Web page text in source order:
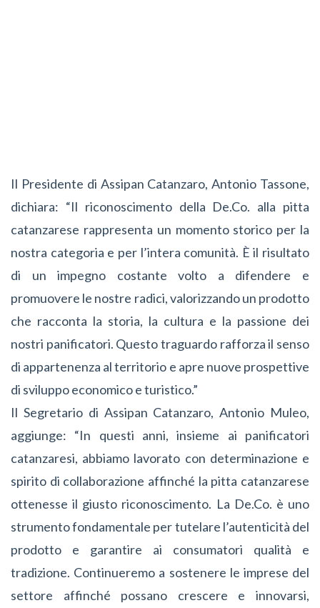
Il Presidente di Assipan Catanzaro, Antonio Tassone,
dichiara: “Il riconoscimento della De.Co. alla pitta
catanzarese rappresenta un momento storico per la
nostra categoria e per l’intera comunità. È il risultato
di un impegno costante volto a difendere e
promuovere le nostre radici, valorizzando un prodotto
che racconta la storia, la cultura e la passione dei
nostri panificatori. Questo traguardo rafforza il senso
di appartenenza al territorio e apre nuove prospettive
di sviluppo economico e turistico.”
Il Segretario di Assipan Catanzaro, Antonio Muleo,
aggiunge: “In questi anni, insieme ai panificatori
catanzaresi, abbiamo lavorato con determinazione e
spirito di collaborazione affinché la pitta catanzarese
ottenesse il giusto riconoscimento. La De.Co. è uno
strumento fondamentale per tutelare l’autenticità del
prodotto e garantire ai consumatori qualità e
tradizione. Continueremo a sostenere le imprese del
settore affinché possano crescere e innovarsi,